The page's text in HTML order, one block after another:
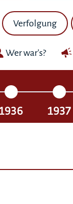
Verfolgung
Wer war's?
1937